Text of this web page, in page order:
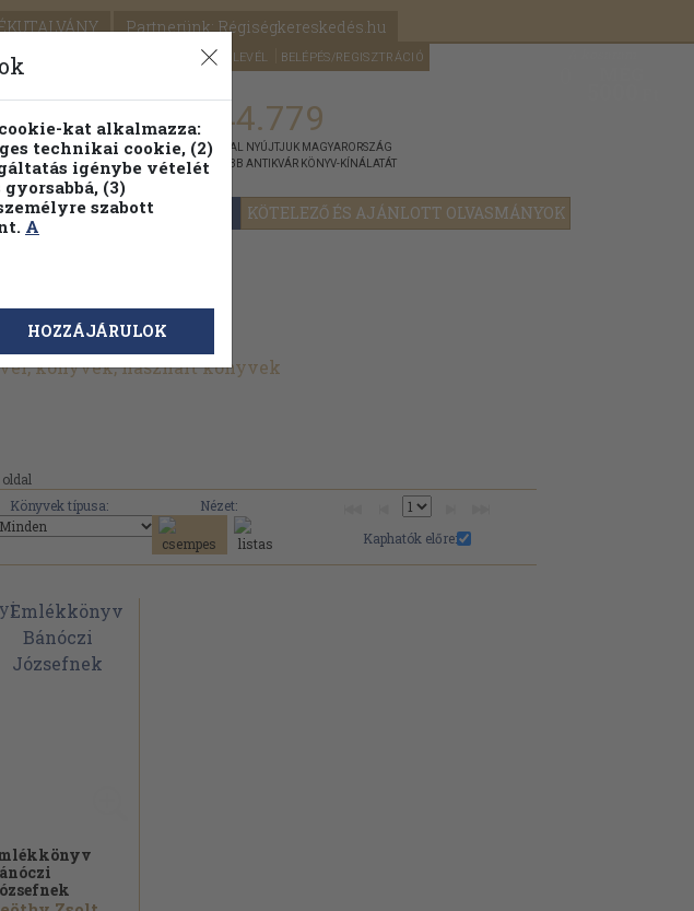
Partnerünk: Régiségkereskedés.hu
SEGÍTSÉG HÍRLEVÉL BELÉPÉS/REGISZTRÁCIÓ
OLVASMÁNYOK KÖTELEZŐ ÉS AJÁNLOTT OLVASMÁNYOK
Témaköri fa 1.144.779
KIADVÁNNYAL NYÚJTJUK MAGYARORSZÁG
LEGNAGYOBB ANTIKVÁR KÖNYV-KÍNÁLATÁT
könyvek, használt könyvek
oldal
Könyvek típusa:
Nézet:
Kaphatók előre:
kat alkalmazza:
technikai cookie, (2)
igénybe vételét
(3)
szabott
A
HOZZÁJÁRULOK